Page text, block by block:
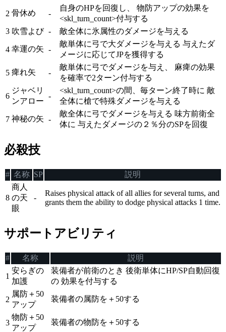
2 骨休め -
自身のHPを回復し、 物防アップの効果を
<skl_turn_count>付与する
3 吹雪よび - 敵全体に氷属性のダメージを与える
4 幸運の矢 -
敵単体に弓で大ダメージを与える 与えたダ
メージに応じてJPを獲得する
5 痺れ矢 -
敵単体に弓でダメージを与え、 麻痺の効果
を確率で2ターン付与する
6
ジャベリ
ンアロー
-
<skl_turn_count>の間、毎ターン終了時に 敵
全体に槍で特殊ダメージを与える
7 神秘の矢 -
敵全体に弓でダメージを与える 味方前衛全
体に 与えたダメージの２％分のSPを回復
必殺技
# 名称 SP 説明
8
商人
の天
眼
-
Raises physical attack of all allies for several turns, and
grants them the ability to dodge physical attacks 1 time.
サポートアビリティ
# 名称 説明
1
安らぎの
加護
装備者が前衛のとき 後衛単体にHP/SP自動回復
の 効果を付与する
2
属防＋50
アップ
装備者の属防を＋50する
3
物防＋50
アップ
装備者の物防を＋50する